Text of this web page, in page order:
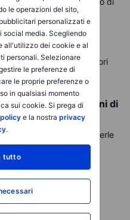
le operazioni del sito,
personalizzati e
social media. Scegliendo
all'utilizzo dei cookie e al
personali. Selezionare
le preferenze di
le proprie preferenze o
in qualsiasi momento
sui cookie. Si prega di
e la nostra privacy
.
tutto
il calo del suo
ancora il
ma Buffett sta
esposizione sugli operatori
sulle valutazioni di
fossero piccole, venderle
l'opinione di Buffett
generale sono
al di sopra della sua
meno
selezionati.